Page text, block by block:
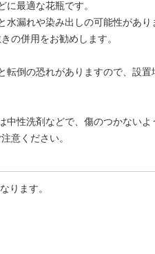
最適な花瓶です。
水漏れや染み出しの可能性があり
の併用をお勧めします。
転倒の恐れがありますので、設置
中性洗剤などで、傷のつかないよ
意ください。
ります。